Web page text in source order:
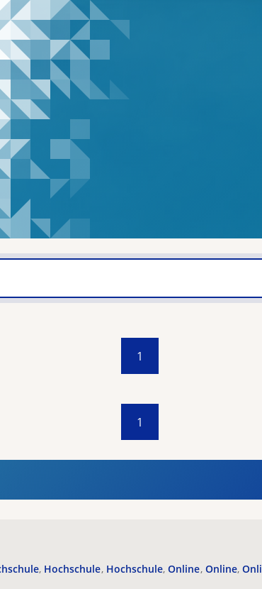
1
1
Hochschule Hochschule Online Online